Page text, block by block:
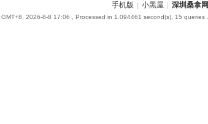
手机版 小黑屋 深圳桑拿网
GMT+8, 2026-8-8 17:06 , Processed in 1.094461 second(s), 15 queries .